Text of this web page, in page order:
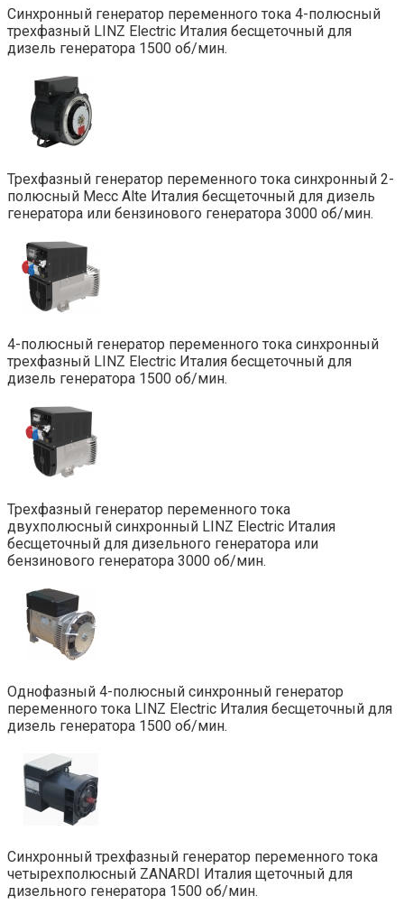
Синхронный генератор переменного тока 4-полюсный
трехфазный LINZ Electric Италия бесщеточный для
дизель генератора 1500 об/мин.
Трехфазный генератор переменного тока синхронный 2-
полюсный Mecc Alte Италия бесщеточный для дизель
генератора или бензинового генератора 3000 об/мин.
4-полюсный генератор переменного тока синхронный
трехфазный LINZ Electric Италия бесщеточный для
дизель генератора 1500 об/мин.
Трехфазный генератор переменного тока
двухполюсный синхронный LINZ Electric Италия
бесщеточный для дизельного генератора или
бензинового генератора 3000 об/мин.
Однофазный 4-полюсный синхронный генератор
переменного тока LINZ Electric Италия бесщеточный для
дизель генератора 1500 об/мин.
Синхронный трехфазный генератор переменного тока
четырехполюсный ZANARDI Италия щеточный для
дизельного генератора 1500 об/мин.